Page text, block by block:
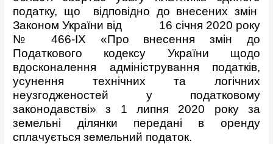
податку, що відповідно до внесених змін
Законом України від 16 січня 2020 року
№ 466-IX «Про внесення змін до
Податкового кодексу України щодо
вдосконалення адміністрування податків,
усунення технічних та логічних
неузгодженостей у податковому
законодавстві» з 1 липня 2020 року за
земельні ділянки передані в оренду
сплачується земельний податок.